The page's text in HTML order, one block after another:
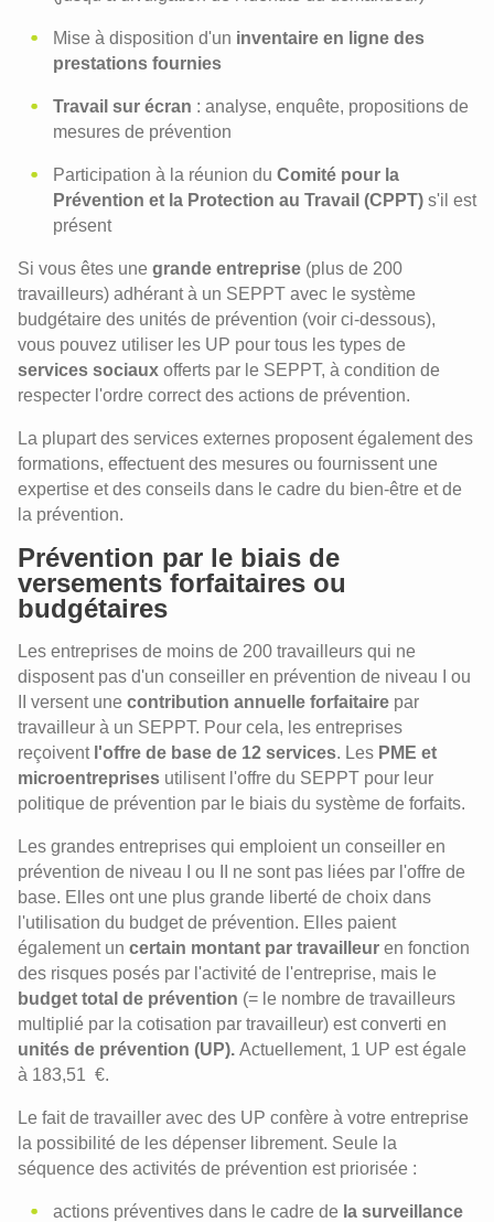
Mise à disposition d'un inventaire en ligne des
prestations fournies
Travail sur écran : analyse, enquête, propositions de
mesures de prévention
Participation à la réunion du Comité pour la
Prévention et la Protection au Travail (CPPT) s'il est
présent
Si vous êtes une grande entreprise (plus de 200
travailleurs) adhérant à un SEPPT avec le système
budgétaire des unités de prévention (voir ci-dessous),
vous pouvez utiliser les UP pour tous les types de
services sociaux offerts par le SEPPT, à condition de
respecter l'ordre correct des actions de prévention.
La plupart des services externes proposent également des
formations, effectuent des mesures ou fournissent une
expertise et des conseils dans le cadre du bien-être et de
la prévention.
Prévention par le biais de
versements forfaitaires ou
budgétaires
Les entreprises de moins de 200 travailleurs qui ne
disposent pas d'un conseiller en prévention de niveau I ou
II versent une contribution annuelle forfaitaire par
travailleur à un SEPPT. Pour cela, les entreprises
reçoivent l'offre de base de 12 services. Les PME et
microentreprises utilisent l'offre du SEPPT pour leur
politique de prévention par le biais du système de forfaits.
Les grandes entreprises qui emploient un conseiller en
prévention de niveau I ou II ne sont pas liées par l'offre de
base. Elles ont une plus grande liberté de choix dans
l'utilisation du budget de prévention. Elles paient
également un certain montant par travailleur en fonction
des risques posés par l'activité de l'entreprise, mais le
budget total de prévention (= le nombre de travailleurs
multiplié par la cotisation par travailleur) est converti en
unités de prévention (UP). Actuellement, 1 UP est égale
à 183,51 €.
Le fait de travailler avec des UP confère à votre entreprise
la possibilité de les dépenser librement. Seule la
séquence des activités de prévention est priorisée :
actions préventives dans le cadre de la surveillance